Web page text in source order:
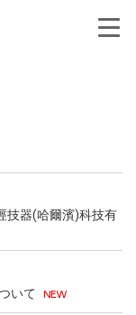
器(哈爾濱)科技有
いて